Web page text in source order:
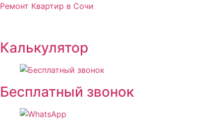
Ремонт Квартир в Сочи
Калькулятор
Бесплатный звонок